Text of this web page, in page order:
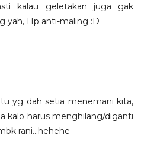
kalau geletakan juga gak
yah, Hp anti-maling :D
yg dah setia menemani kita,
kalo harus menghilang/diganti
rani...hehehe